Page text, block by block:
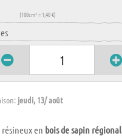
(100cm² = 1,40 €)
jeudi, 13/ août
en bois de sapin régional